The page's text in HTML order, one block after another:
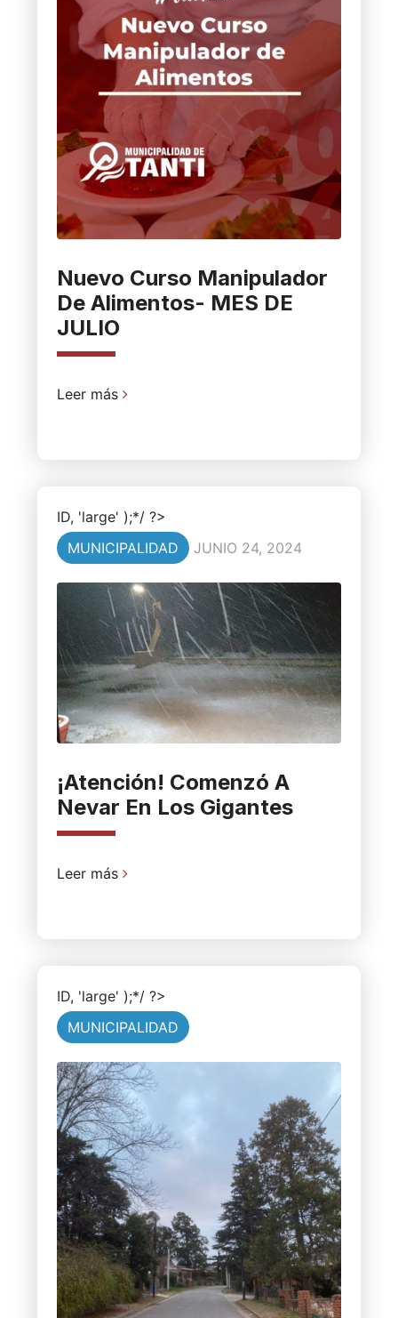
Nuevo Curso Manipulador
De Alimentos- MES DE
JULIO
Leer más
ID, 'large' );*/ ?>
MUNICIPALIDAD
JUNIO 24, 2024
¡Atención! Comenzó A
Nevar En Los Gigantes
Leer más
ID, 'large' );*/ ?>
MUNICIPALIDAD